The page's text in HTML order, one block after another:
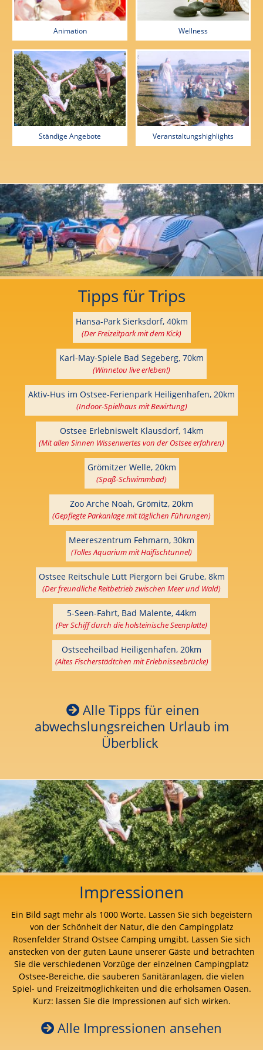
Animation Wellness
Ständige Angebote Veranstaltungshighlights
Tipps für Trips
Hansa-Park Sierksdorf, 40km
(Der Freizeitpark mit dem Kick)
Karl-May-Spiele Bad Segeberg, 70km
(Winnetou live erleben!)
Aktiv-Hus im Ostsee-Ferienpark Heiligenhafen, 20km
(Indoor-Spielhaus mit Bewirtung)
Ostsee Erlebniswelt Klausdorf, 14km
(Mit allen Sinnen Wissenwertes von der Ostsee erfahren)
Grömitzer Welle, 20km
(Spaß-Schwimmbad)
Zoo Arche Noah, Grömitz, 20km
(Gepflegte Parkanlage mit täglichen Führungen)
Meereszentrum Fehmarn, 30km
(Tolles Aquarium mit Haifischtunnel)
Ostsee Reitschule Lütt Piergorn bei Grube, 8km
(Der freundliche Reitbetrieb zwischen Meer und Wald)
5-Seen-Fahrt, Bad Malente, 44km
(Per Schiff durch die holsteinische Seenplatte)
Ostseeheilbad Heiligenhafen, 20km
(Altes Fischerstädtchen mit Erlebnisseebrücke)
Alle Tipps für einen
abwechslungsreichen Urlaub im
Überblick
Impressionen
Ein Bild sagt mehr als 1000 Worte. Lassen Sie sich begeistern
von der Schönheit der Natur, die den Campingplatz
Rosenfelder Strand Ostsee Camping umgibt. Lassen Sie sich
anstecken von der guten Laune unserer Gäste und betrachten
Sie die verschiedenen Vorzüge der einzelnen Campingplatz
Ostsee-Bereiche, die sauberen Sanitäranlagen, die vielen
Spiel- und Freizeitmöglichkeiten und die erholsamen Oasen.
Kurz: lassen Sie die Impressionen auf sich wirken.
Alle Impressionen ansehen